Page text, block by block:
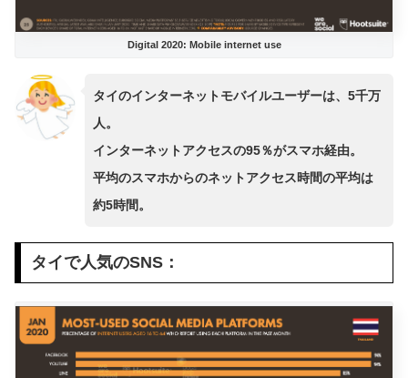
Digital 2020: Mobile internet use
タイのインターネットモバイルユーザーは、5千万
人。
インターネットアクセスの95％がスマホ経由。
平均のスマホからのネットアクセス時間の平均は
約5時間。
タイで人気のSNS：